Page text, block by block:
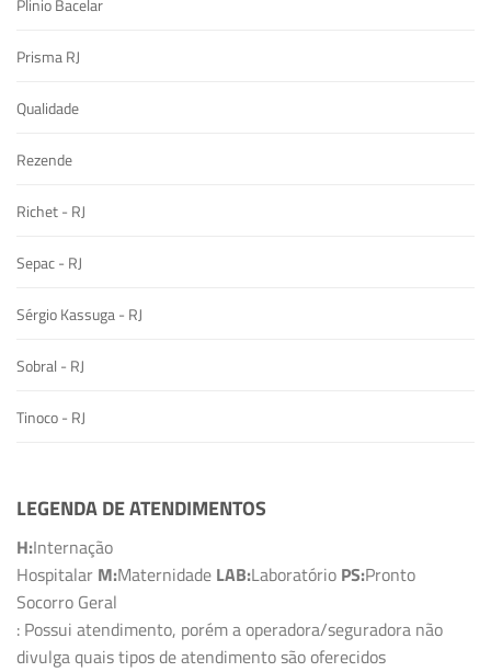
Plinio Bacelar
Prisma RJ
Qualidade
Rezende
Richet - RJ
Sepac - RJ
Sérgio Kassuga - RJ
Sobral - RJ
Tinoco - RJ
LEGENDA DE ATENDIMENTOS
H:Internação
Hospitalar M:Maternidade LAB:Laboratório PS:Pronto
Socorro Geral
: Possui atendimento, porém a operadora/seguradora não
divulga quais tipos de atendimento são oferecidos